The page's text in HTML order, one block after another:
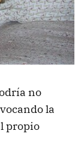
no
la
propio